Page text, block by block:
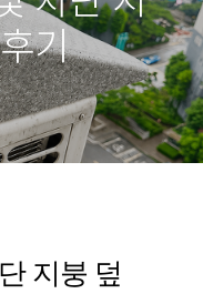
기
지붕 덮